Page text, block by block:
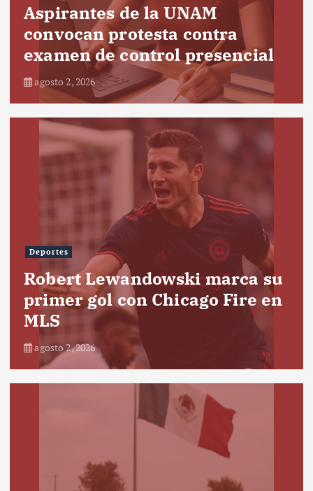
Aspirantes de la UNAM
convocan protesta contra
examen de control presencial
agosto 2, 2026
Deportes
Robert Lewandowski marca su
primer gol con Chicago Fire en
MLS
agosto 2, 2026